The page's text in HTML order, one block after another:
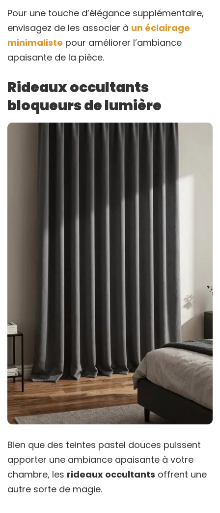
Pour une touche d’élégance supplémentaire,
envisagez de les associer à un éclairage
minimaliste pour améliorer l’ambiance
apaisante de la pièce.
Rideaux occultants
bloqueurs de lumière
Bien que des teintes pastel douces puissent
apporter une ambiance apaisante à votre
chambre, les rideaux occultants offrent une
autre sorte de magie.